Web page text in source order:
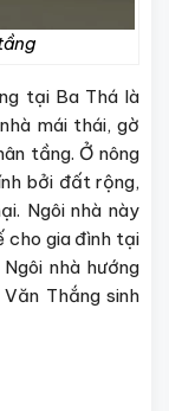
tại Ba Thá là
mái thái, gờ
tầng. Ở nông
bởi đất rộng,
Ngôi nhà này
cho gia đình tại
nhà hướng
Thắng sinh